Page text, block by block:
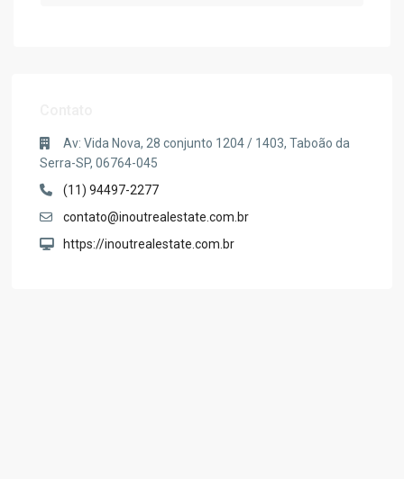
Av: Vida Nova, 28 conjunto 1204 / 1403, Taboão da
Serra-SP, 06764-045
(11) 94497-2277
contato@inoutrealestate.com.br
https://inoutrealestate.com.br